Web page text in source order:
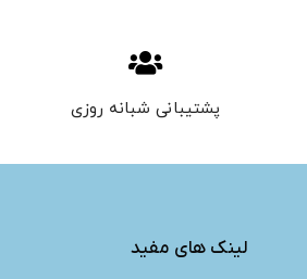
پشتیبانی شبانه روزی
لینک های مفید